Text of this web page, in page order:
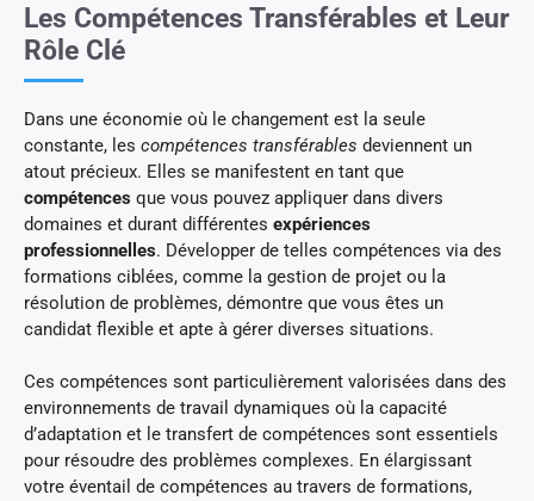
Les Compétences Transférables et Leur
Rôle Clé
Dans une économie où le changement est la seule
constante, les compétences transférables deviennent un
atout précieux. Elles se manifestent en tant que
compétences que vous pouvez appliquer dans divers
domaines et durant différentes expériences
professionnelles. Développer de telles compétences via des
formations ciblées, comme la gestion de projet ou la
résolution de problèmes, démontre que vous êtes un
candidat flexible et apte à gérer diverses situations.
Ces compétences sont particulièrement valorisées dans des
environnements de travail dynamiques où la capacité
d’adaptation et le transfert de compétences sont essentiels
pour résoudre des problèmes complexes. En élargissant
votre éventail de compétences au travers de formations,